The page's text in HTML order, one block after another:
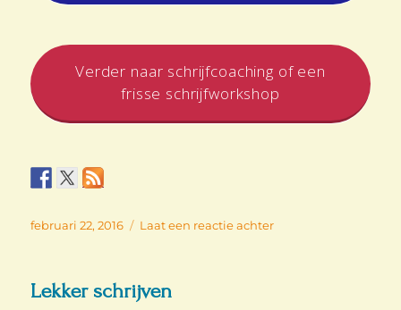
Verder naar schrijfcoaching of een
frisse schrijfworkshop
Geplaatst
februari 22, 2016 Laat een reactie achterop
Lekker schrijven